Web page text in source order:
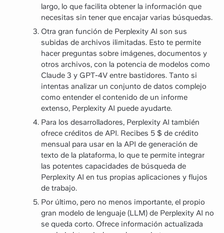
largo, lo que facilita obtener la información que
necesitas sin tener que encajar varias búsquedas.
Otra gran función de Perplexity AI son sus
subidas de archivos ilimitadas. Esto te permite
hacer preguntas sobre imágenes, documentos y
otros archivos, con la potencia de modelos como
Claude 3 y GPT-4V entre bastidores. Tanto si
intentas analizar un conjunto de datos complejo
como entender el contenido de un informe
extenso, Perplexity AI puede ayudarte.
Para los desarrolladores, Perplexity AI también
ofrece créditos de API. Recibes 5 $ de crédito
mensual para usar en la API de generación de
texto de la plataforma, lo que te permite integrar
las potentes capacidades de búsqueda de
Perplexity AI en tus propias aplicaciones y flujos
de trabajo.
Por último, pero no menos importante, el propio
gran modelo de lenguaje (LLM) de Perplexity AI no
se queda corto. Ofrece información actualizada